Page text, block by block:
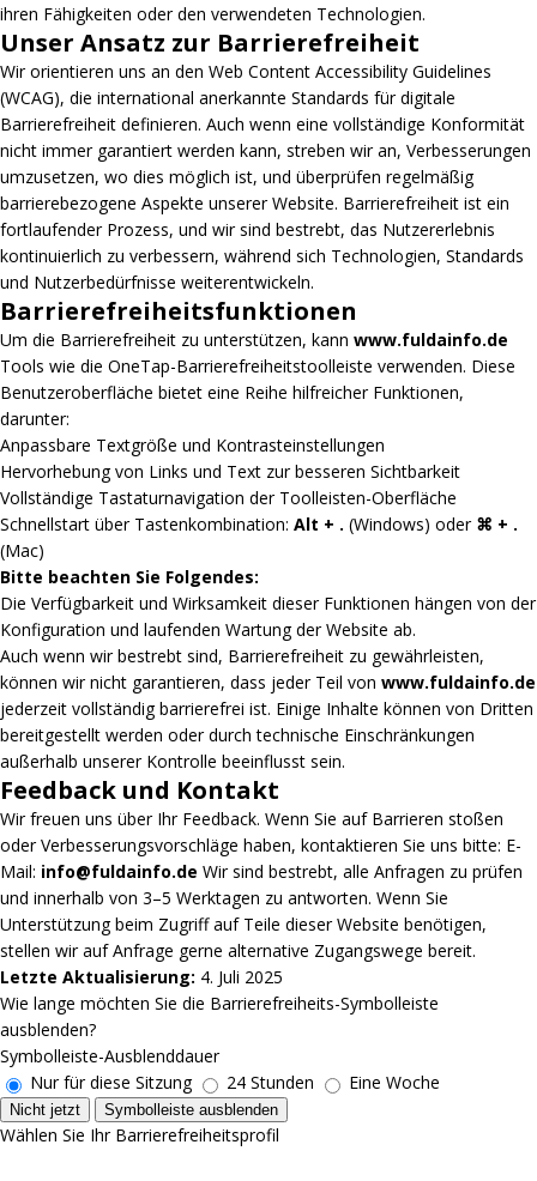
ihren Fähigkeiten oder den verwendeten Technologien.
Unser Ansatz zur Barrierefreiheit
Wir orientieren uns an den Web Content Accessibility Guidelines
(WCAG), die international anerkannte Standards für digitale
Barrierefreiheit definieren. Auch wenn eine vollständige Konformität
nicht immer garantiert werden kann, streben wir an, Verbesserungen
umzusetzen, wo dies möglich ist, und überprüfen regelmäßig
barrierebezogene Aspekte unserer Website. Barrierefreiheit ist ein
fortlaufender Prozess, und wir sind bestrebt, das Nutzererlebnis
kontinuierlich zu verbessern, während sich Technologien, Standards
und Nutzerbedürfnisse weiterentwickeln.
Barrierefreiheitsfunktionen
Um die Barrierefreiheit zu unterstützen, kann www.fuldainfo.de
Tools wie die OneTap-Barrierefreiheitstoolleiste verwenden. Diese
Benutzeroberfläche bietet eine Reihe hilfreicher Funktionen,
darunter:
Anpassbare Textgröße und Kontrasteinstellungen
Hervorhebung von Links und Text zur besseren Sichtbarkeit
Vollständige Tastaturnavigation der Toolleisten-Oberfläche
Schnellstart über Tastenkombination: Alt + . (Windows) oder ⌘ + .
(Mac)
Bitte beachten Sie Folgendes:
Die Verfügbarkeit und Wirksamkeit dieser Funktionen hängen von der
Konfiguration und laufenden Wartung der Website ab.
Auch wenn wir bestrebt sind, Barrierefreiheit zu gewährleisten,
können wir nicht garantieren, dass jeder Teil von www.fuldainfo.de
jederzeit vollständig barrierefrei ist. Einige Inhalte können von Dritten
bereitgestellt werden oder durch technische Einschränkungen
außerhalb unserer Kontrolle beeinflusst sein.
Feedback und Kontakt
Wir freuen uns über Ihr Feedback. Wenn Sie auf Barrieren stoßen
oder Verbesserungsvorschläge haben, kontaktieren Sie uns bitte: E-
Mail: info@fuldainfo.de Wir sind bestrebt, alle Anfragen zu prüfen
und innerhalb von 3–5 Werktagen zu antworten. Wenn Sie
Unterstützung beim Zugriff auf Teile dieser Website benötigen,
stellen wir auf Anfrage gerne alternative Zugangswege bereit.
Letzte Aktualisierung: 4. Juli 2025
Wie lange möchten Sie die Barrierefreiheits-Symbolleiste
ausblenden?
Symbolleiste-Ausblenddauer
Nur für diese Sitzung
24 Stunden Eine Woche
Nicht jetzt Symbolleiste ausblenden
Wählen Sie Ihr Barrierefreiheitsprofil